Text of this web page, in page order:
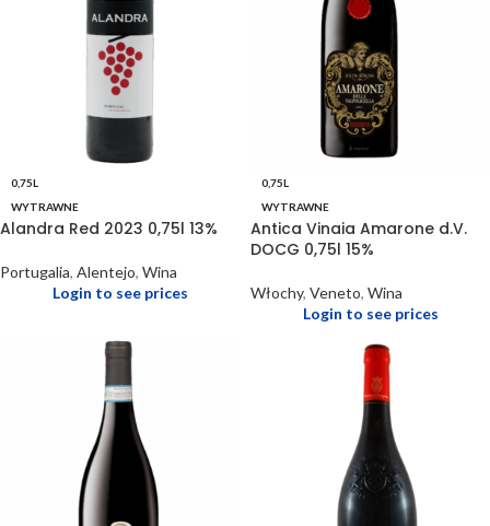
0,75L
WYTRAWNE
Alandra Red 2023 0,75l 13%
Portugalia, Alentejo, Wina
Login to see prices
0,75L
WYTRAWNE
Antica Vinaia Amarone d.V.
DOCG 0,75l 15%
Włochy, Veneto, Wina
Login to see prices